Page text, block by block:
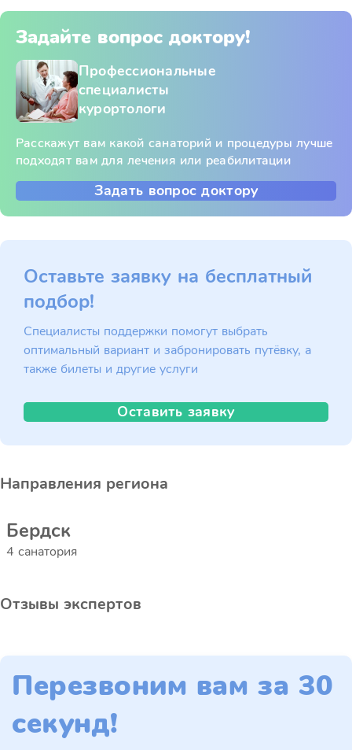
Задайте вопрос доктору!
Профессиональные
специалисты
курортологи
Расскажут вам какой санаторий и процедуры лучше
подходят вам для лечения или реабилитации
Задать вопрос доктору
Оставьте заявку на бесплатный
подбор!
Специалисты поддержки помогут выбрать
оптимальный вариант и забронировать путёвку, а
также билеты и другие услуги
Оставить заявку
Направления региона
Бердск
4 санатория
Отзывы экспертов
Перезвоним вам за 30
секунд!